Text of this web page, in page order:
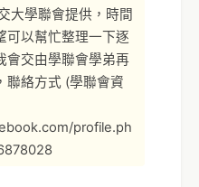
大學聯會提供，時間
可以幫忙整理一下逐
會交由學聯會學弟再
聯絡方式 (學聯會資
profile.ph